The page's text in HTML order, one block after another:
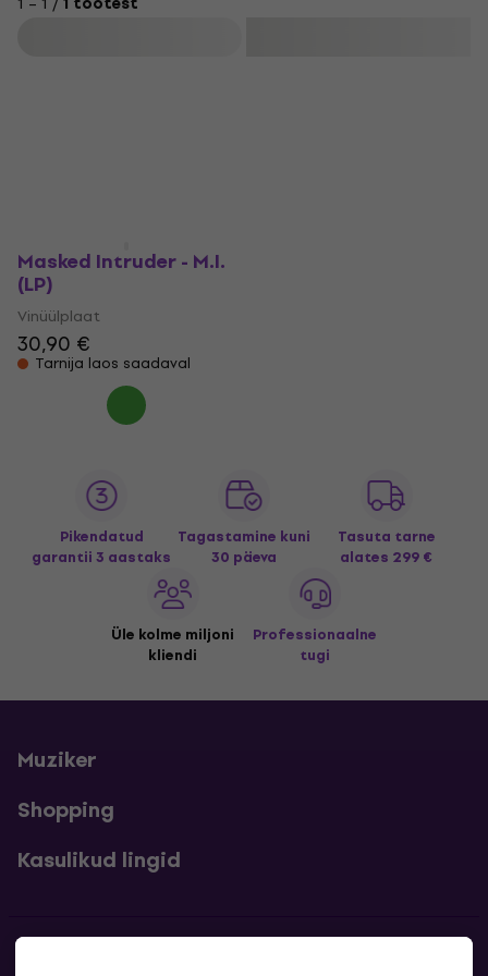
Masked Intruder - M.I.
(LP)
Vinüülplaat
30,90 €
Tarnija laos saadaval
Pikendatud
garantii 3 aastaks
Tagastamine kuni
30 päeva
Tasuta tarne
alates 299 €
Üle kolme miljoni
kliendi
Professionaalne
tugi
Muziker
Shopping
Kasulikud lingid